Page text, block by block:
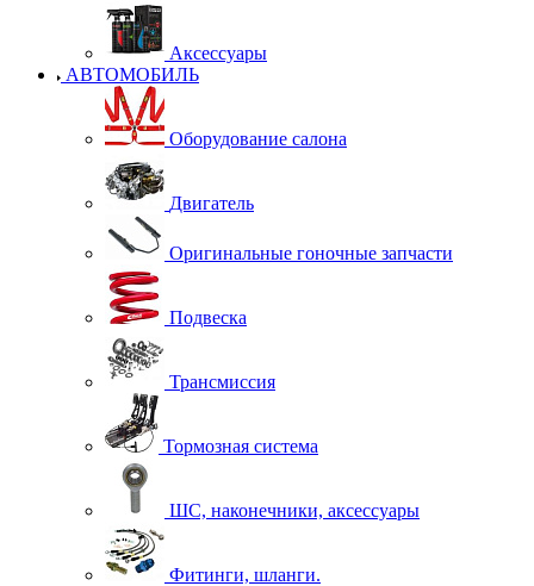
Аксессуары
АВТОМОБИЛЬ
Оборудование салона
Двигатель
Оригинальные гоночные запчасти
Подвеска
Трансмиссия
Тормозная система
ШС, наконечники, аксессуары
Фитинги, шланги.